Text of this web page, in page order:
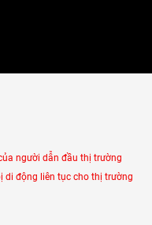
người dẫn đầu thị trường
di động liên tục cho thị trường